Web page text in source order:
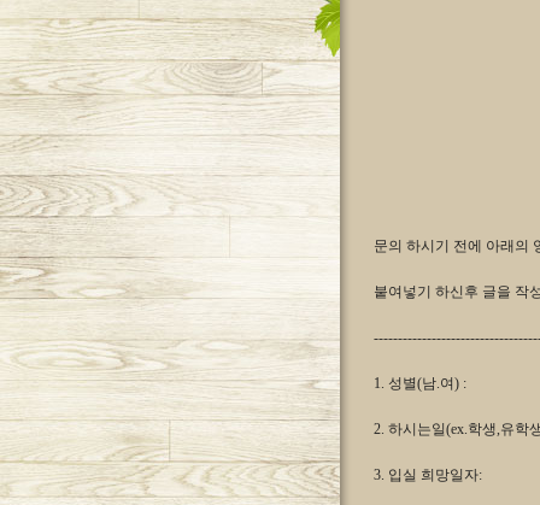
문의 하시기 전에 아래의
붙여넣기 하신후 글을 작
1. 성별(남.여) :
2. 하시는일(ex.학생,유학
3. 입실 희망일자: